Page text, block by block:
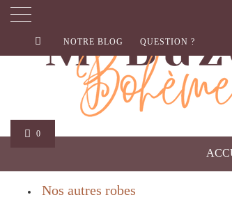
0
NOTRE BLOG QUESTION ?
Nos autres robes